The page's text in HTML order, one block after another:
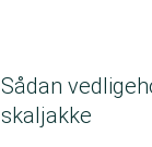
Sådan
skaljakke